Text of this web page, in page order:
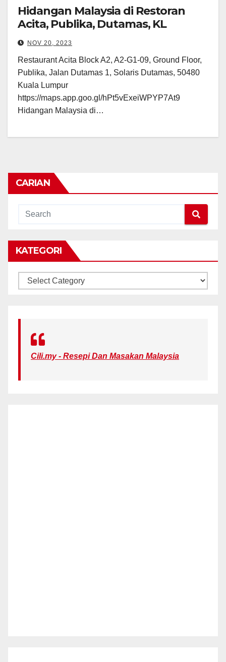
Hidangan Malaysia di Restoran
Acita, Publika, Dutamas, KL
NOV 20, 2023
Restaurant Acita Block A2, A2-G1-09, Ground Floor,
Publika, Jalan Dutamas 1, Solaris Dutamas, 50480
Kuala Lumpur
https://maps.app.goo.gl/hPt5vExeiWPYP7At9
Hidangan Malaysia di…
CARIAN
KATEGORI
KATEGORI
Cili.my - Resepi Dan Masakan Malaysia